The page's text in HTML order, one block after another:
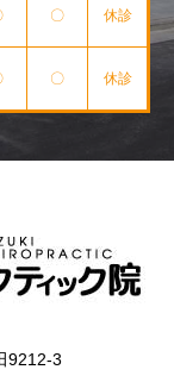
〇 休診
〇 休診
9212-3